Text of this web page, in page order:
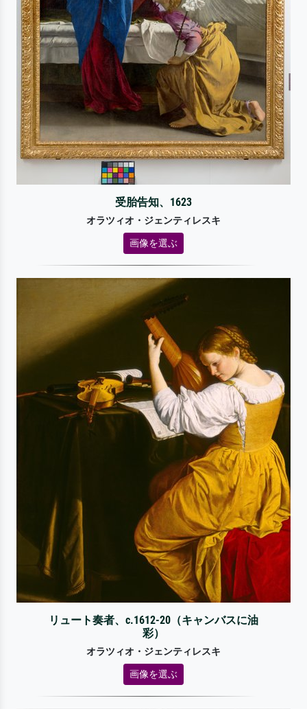
受胎告知、1623
オラツィオ・ジェンティレスキ
画像を選ぶ
リュート奏者、c.1612-20（キャンバスに油
彩）
オラツィオ・ジェンティレスキ
画像を選ぶ